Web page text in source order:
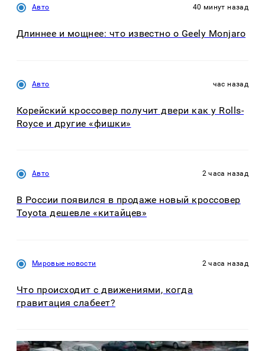
Авто 40 минут назад
Длиннее и мощнее: что известно о Geely Monjaro
Авто час назад
Корейский кроссовер получит двери как у Rolls-
Royce и другие «фишки»
Авто 2 часа назад
В России появился в продаже новый кроссовер
Toyota дешевле «китайцев»
Мировые новости 2 часа назад
Что происходит с движениями, когда
гравитация слабеет?